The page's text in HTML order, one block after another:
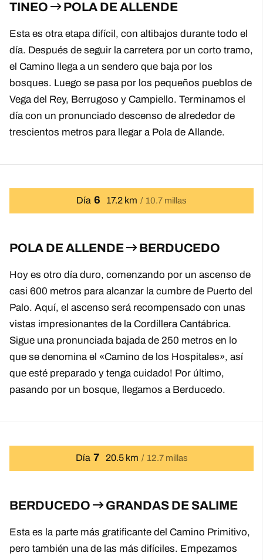
TINEO POLA DE ALLENDE
Esta es otra etapa difícil, con altibajos durante todo el
día. Después de seguir la carretera por un corto tramo,
el Camino llega a un sendero que baja por los
bosques. Luego se pasa por los pequeños pueblos de
Vega del Rey, Berrugoso y Campiello. Terminamos el
día con un pronunciado descenso de alrededor de
trescientos metros para llegar a Pola de Allande.
Día 6 17.2 km 10.7 millas
POLA DE ALLENDE BERDUCEDO
Hoy es otro día duro, comenzando por un ascenso de
casi 600 metros para alcanzar la cumbre de Puerto del
Palo. Aquí, el ascenso será recompensado con unas
vistas impresionantes de la Cordillera Cantábrica.
Sigue una pronunciada bajada de 250 metros en lo
que se denomina el «Camino de los Hospitales», así
que esté preparado y tenga cuidado! Por último,
pasando por un bosque, llegamos a Berducedo.
Día 7 20.5 km 12.7 millas
BERDUCEDO GRANDAS DE SALIME
Esta es la parte más gratificante del Camino Primitivo,
pero también una de las más difíciles. Empezamos